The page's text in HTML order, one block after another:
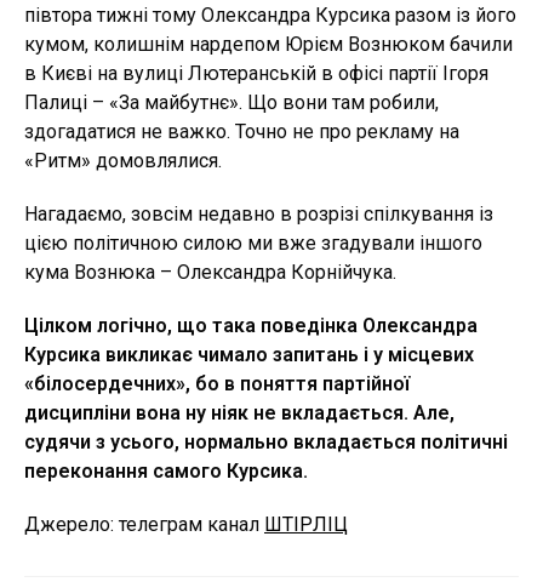
півтора тижні тому Олександра Курсика разом із його
кумом, колишнім нардепом Юрієм Вознюком бачили
в Києві на вулиці Лютеранській в офісі партії Ігоря
Палиці – «За майбутнє». Що вони там робили,
здогадатися не важко. Точно не про рекламу на
«Ритм» домовлялися.
Нагадаємо, зовсім недавно в розрізі спілкування із
цією політичною силою ми вже згадували іншого
кума Вознюка – Олександра Корнійчука.
Цілком логічно, що така поведінка Олександра
Курсика викликає чимало запитань і у місцевих
«білосердечних», бо в поняття партійної
дисципліни вона ну ніяк не вкладається. Але,
судячи з усього, нормально вкладається політичні
переконання самого Курсика.
Джерело: телеграм канал ШТІРЛІЦ